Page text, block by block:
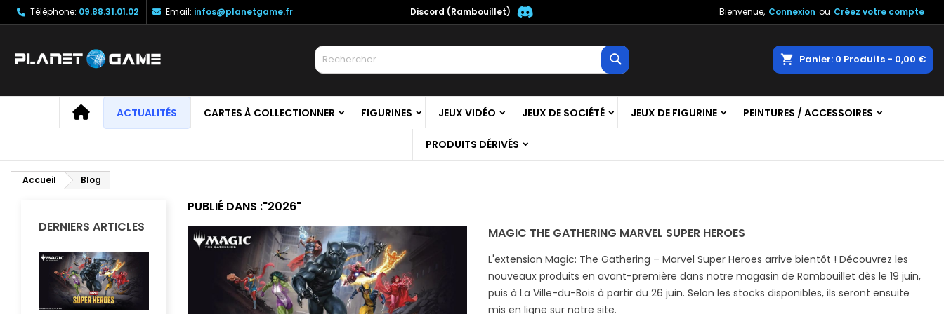
Téléphone: 09.88.31.01.02 Email: infos@planetgame.fr Discord (Rambouillet) Bienvenue, Connexion ou Créez votre compte
Panier 0 Produits - 0,00 €
ACCUEILACTUALITÉS CARTES À COLLECTIONNER FIGURINES JEUX VIDÉO JEUX DE SOCIÉTÉ JEUX DE FIGURINE PEINTURES / ACCESSOIRES
PRODUITS DÉRIVÉS
Accueil Blog
DERNIERS ARTICLES
PUBLIÉ DANS :"2026"
MAGIC THE GATHERING MARVEL SUPER HEROES
L'extension Magic: The Gathering – Marvel Super Heroes arrive bientôt ! Découvrez les
nouveaux produits en avant-première dans notre magasin de Rambouillet dès le 19 juin,
puis à La Ville-du-Bois à partir du 26 juin. Selon les stocks disponibles, ils seront ensuite
mis en ligne sur notre site.
Mes listes ×
Créer une nouvelle liste
((modalTitle)) ×
((confirmMessage))
Créer une liste d'envies ×
Connexion ×
Vous devez être connecté pour ajouter des produits à votre liste